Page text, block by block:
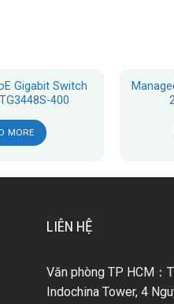
Gigabit Switch
400
MORE
LIÊN HỆ
Văn phòng TP HCM：
Indochina Tower, 4